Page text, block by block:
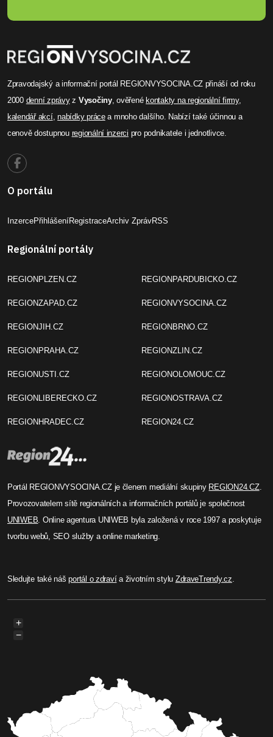
Zpravodajský a informační portál REGIONVYSOCINA.CZ přináší od roku
2000 denní zprávyz Vysočiny, ověřené kontakty na regionální firmy,
kalendář akcí,nabídky prácea mnoho dalšího. Nabízí také účinnou a
cenově dostupnou regionální inzerci pro podnikatele i jednotlivce.
O portálu
InzercePřihlášeníRegistraceArchiv ZprávRSS
Regionální portály
REGIONPLZEN.CZ
REGIONZAPAD.CZ
REGIONJIH.CZ
REGIONPRAHA.CZ
REGIONUSTI.CZ
REGIONLIBERECKO.CZ
REGIONHRADEC.CZ
REGIONPARDUBICKO.CZ
REGIONVYSOCINA.CZ
REGIONBRNO.CZ
REGIONZLIN.CZ
REGIONOLOMOUC.CZ
REGIONOSTRAVA.CZ
REGION24.CZ
Portál REGIONVYSOCINA.CZ je členem mediální skupiny REGION24.CZ.
Provozovatelem sítě regionálních a informačních portálů je společnost
UNIWEB . Online agentura UNIWEB byla založená v roce 1997 a poskytuje
tvorbu webů, SEO služby a online marketing.
Sledujte také nášportál o zdravía životním stylu ZdraveTrendy.cz
+
−